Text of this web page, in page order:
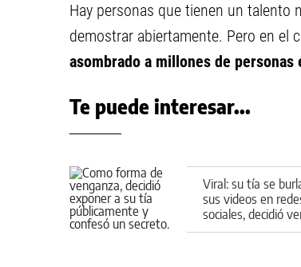
Hay personas que tienen un
demostrar abiertamente. Pero en el
asombrado a millones de
Te puede interesar...
Viral: su tía se
sus videos en
sociales, decidió
reveló su